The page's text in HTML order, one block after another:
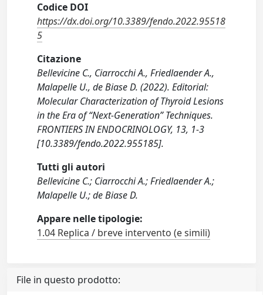
Codice DOI
https://dx.doi.org/10.3389/fendo.2022.95518
5
Citazione
Bellevicine C., Ciarrocchi A., Friedlaender A.,
Malapelle U., de Biase D. (2022). Editorial:
Molecular Characterization of Thyroid Lesions
in the Era of “Next-Generation” Techniques.
FRONTIERS IN ENDOCRINOLOGY, 13, 1-3
[10.3389/fendo.2022.955185].
Tutti gli autori
Bellevicine C.; Ciarrocchi A.; Friedlaender A.;
Malapelle U.; de Biase D.
Appare nelle tipologie:
1.04 Replica / breve intervento (e simili)
File in questo prodotto: